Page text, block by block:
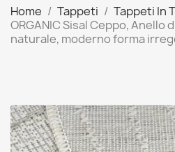
Home Tappeti Tappeti In
ORGANIC Sisal Ceppo, Anello
naturale, moderno forma